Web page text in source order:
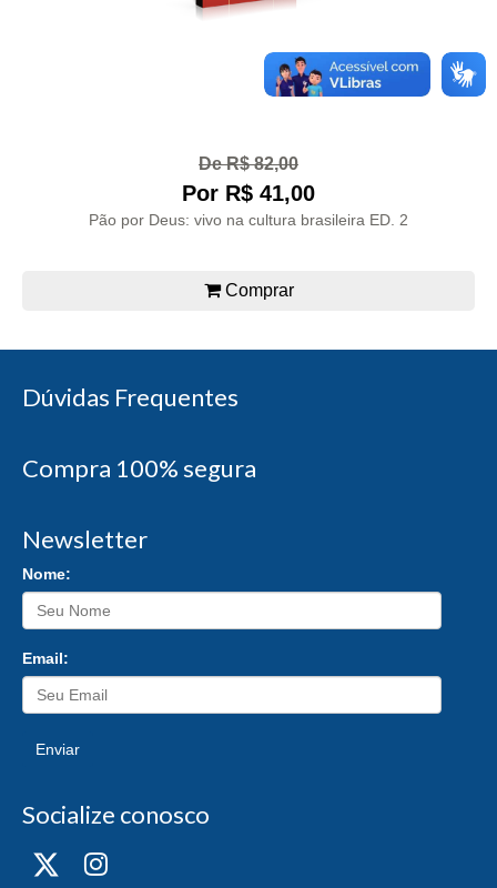
De R$ 82,00
Por R$ 41,00
Pão por Deus: vivo na cultura brasileira ED. 2
Comprar
Dúvidas Frequentes
Compra 100% segura
Newsletter
Nome:
Email:
Enviar
Socialize conosco